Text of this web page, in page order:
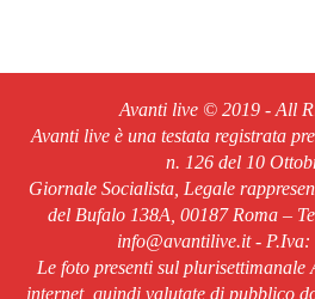
Avanti live © 2019 - All
Avanti live è una testata registrata
n. 126 del 10
Giornale Socialista, Legale
del Bufalo 138A, 00187 Roma –
info@avantilive.it - P.Iva:
Le foto presenti sul plurisettimanale
internet, quindi valutate di pubblico